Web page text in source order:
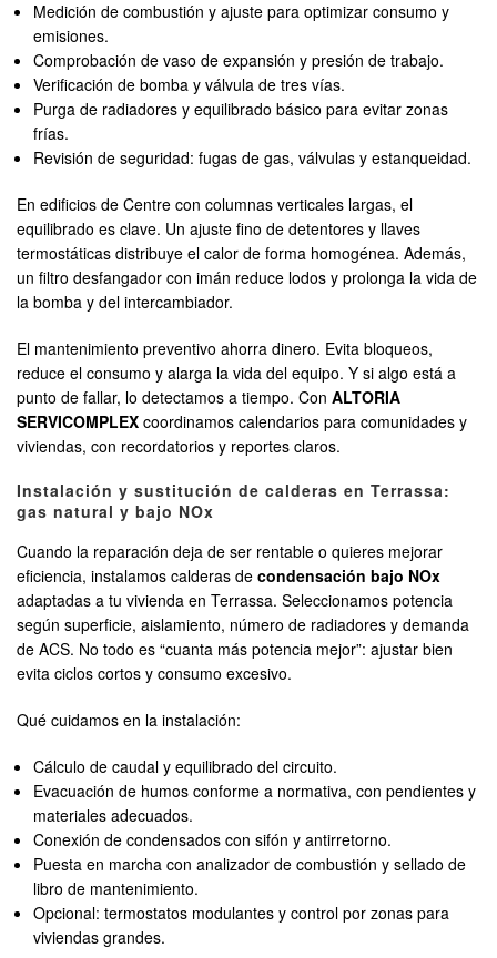
Medición de combustión y ajuste para optimizar consumo y
emisiones.
Comprobación de vaso de expansión y presión de trabajo.
Verificación de bomba y válvula de tres vías.
Purga de radiadores y equilibrado básico para evitar zonas
frías.
Revisión de seguridad: fugas de gas, válvulas y estanqueidad.
En edificios de Centre con columnas verticales largas, el
equilibrado es clave. Un ajuste fino de detentores y llaves
termostáticas distribuye el calor de forma homogénea. Además,
un filtro desfangador con imán reduce lodos y prolonga la vida de
la bomba y del intercambiador.
El mantenimiento preventivo ahorra dinero. Evita bloqueos,
reduce el consumo y alarga la vida del equipo. Y si algo está a
punto de fallar, lo detectamos a tiempo. Con ALTORIA
SERVICOMPLEX coordinamos calendarios para comunidades y
viviendas, con recordatorios y reportes claros.
Instalación y sustitución de calderas en Terrassa:
gas natural y bajo NOx
Cuando la reparación deja de ser rentable o quieres mejorar
eficiencia, instalamos calderas de condensación bajo NOx
adaptadas a tu vivienda en Terrassa. Seleccionamos potencia
según superficie, aislamiento, número de radiadores y demanda
de ACS. No todo es “cuanta más potencia mejor”: ajustar bien
evita ciclos cortos y consumo excesivo.
Qué cuidamos en la instalación:
Cálculo de caudal y equilibrado del circuito.
Evacuación de humos conforme a normativa, con pendientes y
materiales adecuados.
Conexión de condensados con sifón y antirretorno.
Puesta en marcha con analizador de combustión y sellado de
libro de mantenimiento.
Opcional: termostatos modulantes y control por zonas para
viviendas grandes.